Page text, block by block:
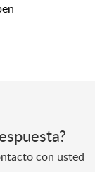
con usted